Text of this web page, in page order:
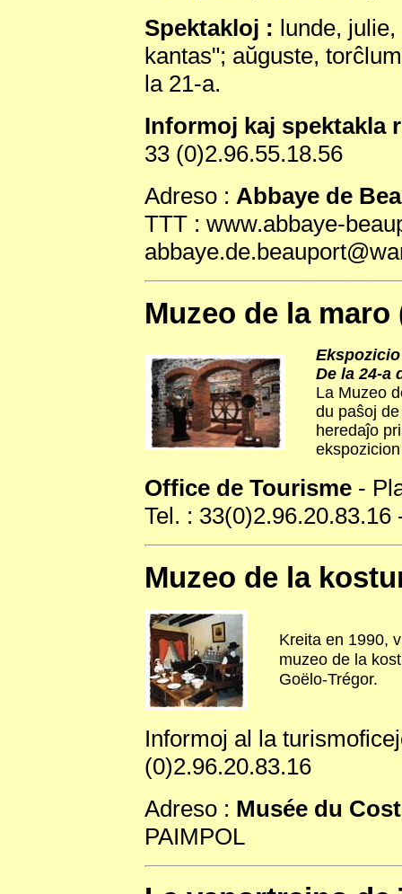
Spektakloj : lunde,
kantas"; aŭguste,
la 21-a.
Informoj kaj spektakla
33 (0)2.96.55.18.56
Adreso : Abbaye de
TTT : www.abbaye-
Muzeo de la maro
De la 24-a
La Muzeo
du paŝoj
heredaĵo
Office de Tourisme -
Tel. :
Muzeo de la
Kreita en 1990,
muzeo de la
Goëlo-Trégor.
Informoj al la
(0)2.96.20.83.16
Adreso : Musée du
PAIMPOL